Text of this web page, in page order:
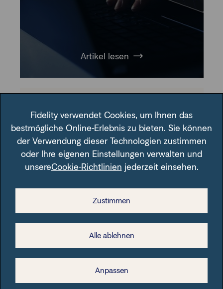
Artikel lesen
Produktivität
Anlageprodukte überblicken, Portfolios von
Kunden betreuen. Und dann auch noch
Moderne Produktivitätstechniken, Digitalisierung
und Kundensegmentierung helfen, den
Fidelity verwendet Cookies, um Ihnen das
bestmögliche Online-Erlebnis zu bieten. Sie können
der Verwendung dieser Technologien zustimmen
oder Ihre eigenen Einstellungen verwalten und
unsereCookie-Richtlinien jederzeit einsehen.
Zustimmen
Alle ablehnen
Anpassen